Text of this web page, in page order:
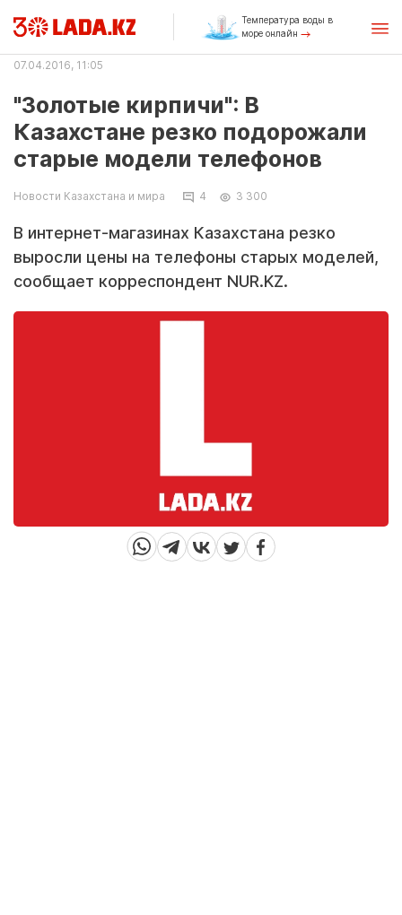
Температура воды в
море онлайн
07.04.2016, 11:05
"Золотые кирпичи": В
Казахстане резко подорожали
старые модели телефонов
Новости Казахстана и мира 4 3 300
В интернет-магазинах Казахстана резко
выросли цены на телефоны старых моделей,
сообщает корреспондент NUR.KZ.